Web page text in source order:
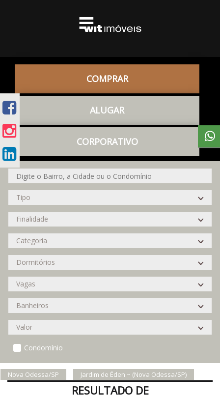
COMPRAR
ALUGAR
CORPORATIVO
Condomínio
Nova Odessa/SP Jardim de Éden ~ (Nova Odessa/SP)
RESULTADO DE